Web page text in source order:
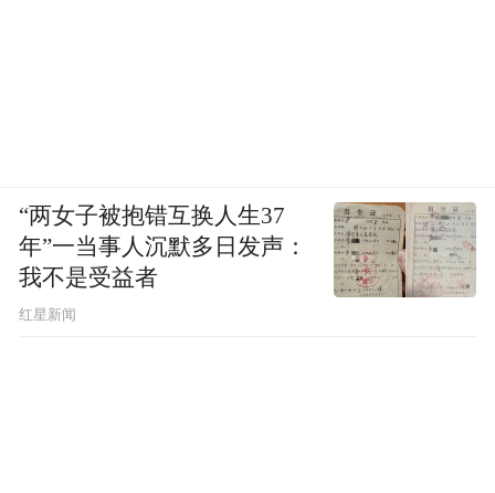
“两女子被抱错互换人生37
年”一当事人沉默多日发声：
我不是受益者
红星新闻